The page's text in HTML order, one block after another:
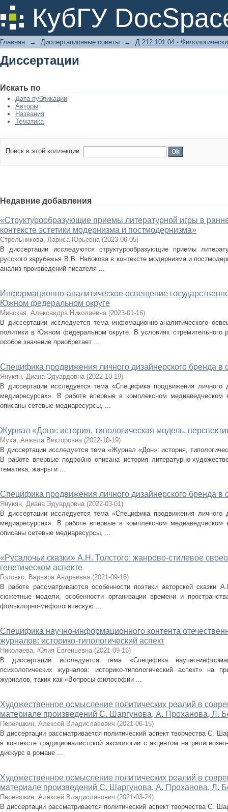
КубГУ
Диссертации
Главная → Диссертационные советы → Д 212.101.04 -
Диссертации
Искать по
Дата публикации
Авторы
Названия
Тематика
Поиск в этой коллекции:
Недавние добавления
«Структурообразующие приемы литературной игры в
контексте эстетики модернизма и постмодернизма»
Стрельникова, Лариса Юрьевна (2023-06-05)
В диссертации исследуются структурообразующие приемы
русского зарубежья В.В. Набокова в контексте модернизма и
анализ произведений писателя ...
Информационно-аналитическое освещение
Южном федеральном округе
Минская, Александра Николаевна (2023-01-16)
В диссертации исследуется тема инфомационно-аналитического
политики в Южном федеральном округе. В условиях стремительного
особое значение приобретает ...
Специфика продвижения личного дизайнерского бренда в
Янукян, Диана Эдуардовна (2022-10-19)
В диссертации исследуется тема «Специфика продвижения личного
медиаресурсах». В работе впервые в комплексном медиаведческом
описаны сетевые медиаресурсы, ...
Журнал «Дон»: история, типологическая модель,
Муха, Анжела Викторовна (2022-10-19)
В диссертации исследуется тема «Журнал «Дон»: история,
В работе впервые подробно описана история литературно-
тематика, жанры и ...
Специфика продвижения личного дизайнерского бренда в
Янукян, Диана Эдуардовна (2022-03-01)
В диссертации исследуется тема «Специфика продвижения личного
медиаресурсах». В работе впервые в комплексном медиаведческом
описаны сетевые медиаресурсы, ...
«Русалочьи сказки» А.Н. Толстого: жанрово-стилевое
генетическом аспекте
Головко, Варвара Андреевна (2021-09-16)
В работе рассматриваются особенности поэтики авторской сказки
сюжетные модели, особенности организации времени и
фольклорно-мифологическую ...
Специфика научно-информационного контента
журналов: историко-типологический аспект
Николаева, Юлия Евгеньевна (2021-09-16)
В диссертации исследуется тема «Специфика научно-
психологических журналов: историко-типологический аспект» на
журналов, таких как «Вопросы философии ...
Художественное осмысление политических реалий в
материале произведений С. Шаргунова, А. Проханова, Л.
Переяшкин, Алексей Владиславович (2021-06-15)
В диссертации рассматривается политический аспект творчества С.
в контексте традиционалистской аксиологии с акцентом на
дискурс в романе ...
Художественное осмысление политических реалий в
материале произведений С. Шаргунова, А. Проханова, Л.
Переяшкин, Алексей Владиславович (2021-03-24)
В диссертации рассматривается политический аспект творчества С.